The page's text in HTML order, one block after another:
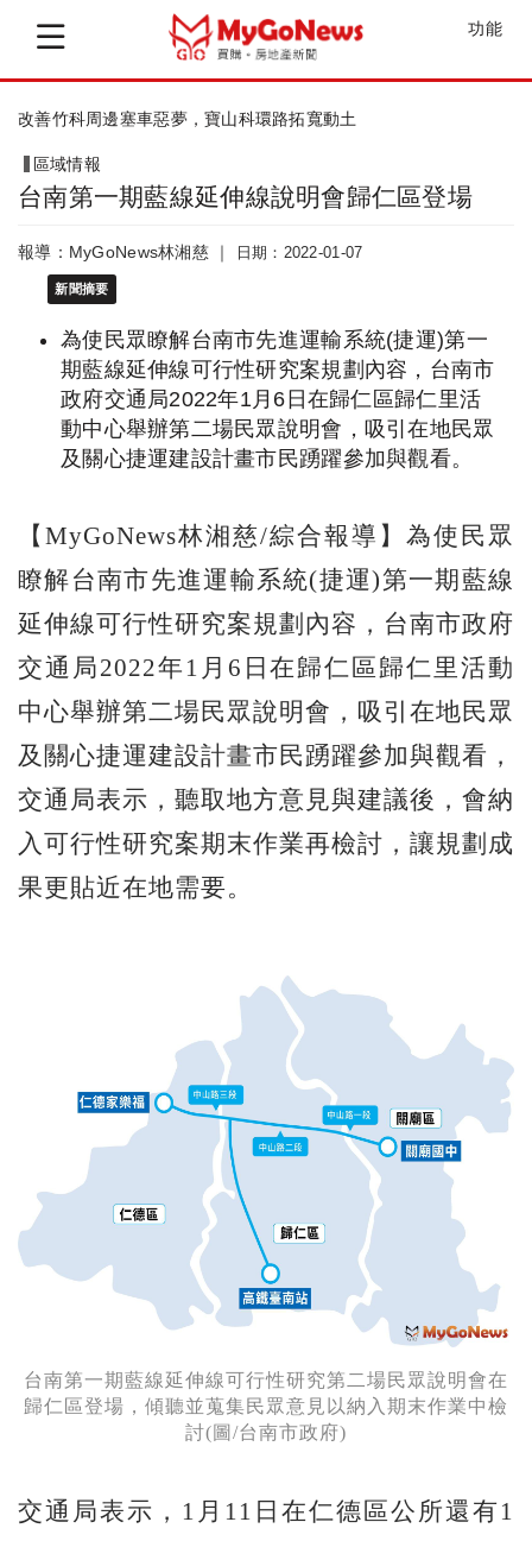
功能
新莊利多！國家電影及視聽文化中心開館
區域情報
台南第一期藍線延伸線說明會歸仁區登場
報導：MyGoNews林湘慈 ｜ 日期：2022-01-07
新聞摘要
為使民眾瞭解台南市先進運輸系統(捷運)第一
期藍線延伸線可行性研究案規劃內容，台南市
政府交通局2022年1月6日在歸仁區歸仁里活
動中心舉辦第二場民眾說明會，吸引在地民眾
及關心捷運建設計畫市民踴躍參加與觀看。
【MyGoNews林湘慈/綜合報導】為使民眾
瞭解台南市先進運輸系統(捷運)第一期藍線
延伸線可行性研究案規劃內容，台南市政府
交通局2022年1月6日在歸仁區歸仁里活動
中心舉辦第二場民眾說明會，吸引在地民眾
及關心捷運建設計畫市民踴躍參加與觀看，
交通局表示，聽取地方意見與建議後，會納
入可行性研究案期末作業再檢討，讓規劃成
果更貼近在地需要。
台南第一期藍線延伸線可行性研究第二場民眾說明會在
歸仁區登場，傾聽並蒐集民眾意見以納入期末作業中檢
討(圖/台南市政府)
交通局表示，1月11日在仁德區公所還有1